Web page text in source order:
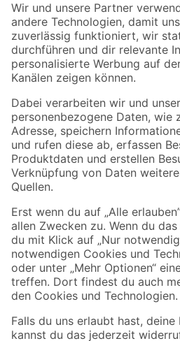
Der toom Newsletter: Keine Angebote und
Zur Newsletter Anmeldung
Folge uns
Zahlungsarten
Sicher einkaufen
Jetzt die toom-App herunterladen
Alle Preisangaben in EUR inkl. gesetzl. MwSt.. Die